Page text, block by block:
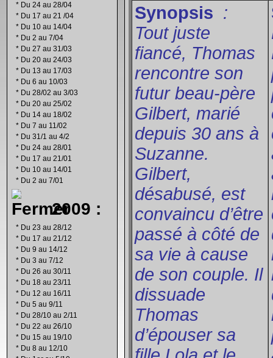
* Du 24 au 28/04
* Du 17 au 21 /04
* Du 10 au 14/04
* Du 2 au 7/04
* Du 27 au 31/03
* Du 20 au 24/03
* Du 13 au 17/03
* Du 6 au 10/03
* Du 28/02 au 3/03
* Du 20 au 25/02
* Du 14 au 18/02
* Du 7 au 11/02
* Du 31/1 au 4/2
* Du 24 au 28/01
* Du 17 au 21/01
* Du 10 au 14/01
* Du 2 au 7/01
2009 :
* Du 23 au 28/12
* Du 17 au 21/12
* Du 9 au 14/12
* Du 3 au 7/12
* Du 26 au 30/11
* Du 18 au 23/11
* Du 12 au 16/11
* Du 5 au 9/11
* Du 28/10 au 2/11
* Du 22 au 26/10
* Du 15 au 19/10
* Du 8 au 12/10
Synopsis :
Tout juste
fiancé, Thomas
rencontre son
futur beau-père
Gilbert, marié
depuis 30 ans à
Suzanne.
Gilbert,
désabusé, est
convaincu d’être
passé à côté de
sa vie à cause
de son couple. Il
dissuade
Thomas
d’épouser sa